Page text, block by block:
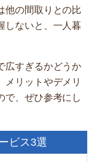
他の間取りとの比
しないと、一人暮
広すぎるかどうか
メリットやデメリ
で、ぜひ参考にし
ビス3選